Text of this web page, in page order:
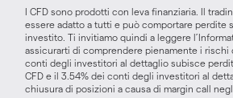
I CFD sono prodotti con leva finanziaria. Il
essere adatto a tutti e può comportare perdite
investito. Ti invitiamo quindi a leggere
assicurarti di comprendere pienamente i rischi
conti degli investitori al dettaglio subisce
CFD e il 3.54% dei conti degli investitori al
chiusura di posizioni a causa di margin call